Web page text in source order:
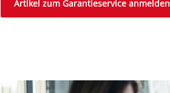
Artikel zum Garantieservice anmelden